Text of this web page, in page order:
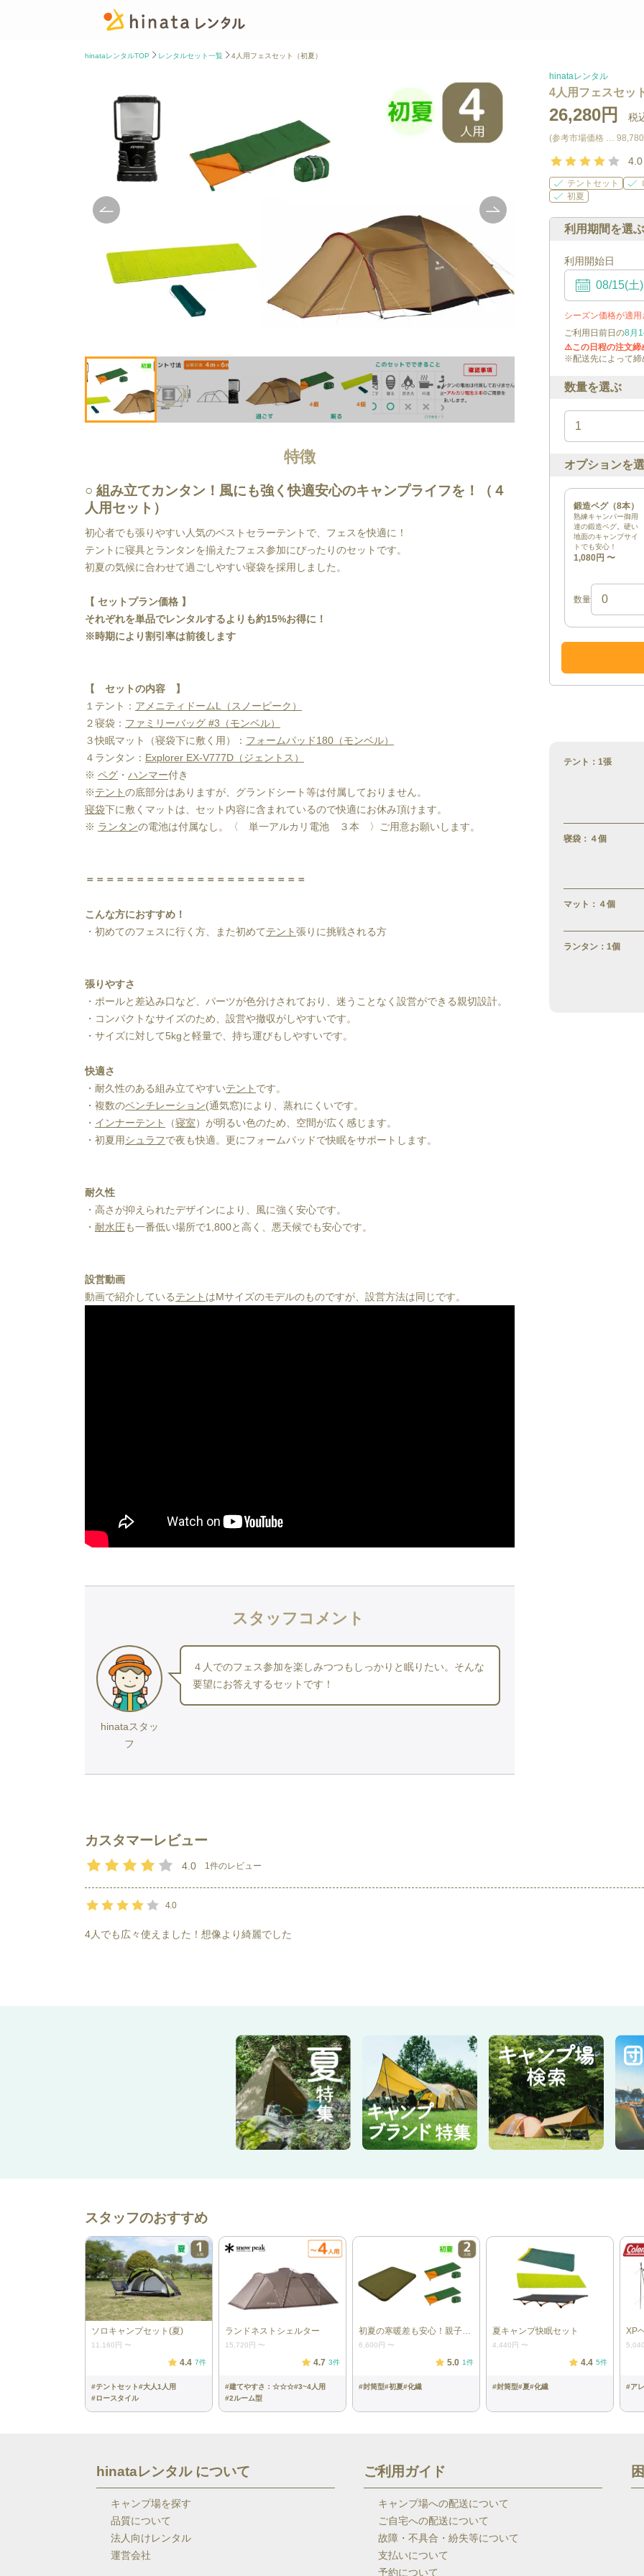
hinataレンタルTOP レンタルセット一覧 4人用フェスセット（初夏）
特徴
組み立てカンタン！風にも強く快適安心のキャンプライフを！（４
人用セット）
初心者でも張りやすい人気のベストセラーテントで、フェスを快適に！
テントに寝具とランタンを揃えたフェス参加にぴったりのセットです。
初夏の気候に合わせて過ごしやすい寝袋を採用しました。
【 セットプラン価格 】
それぞれを単品でレンタルするよりも約15%お得に！
※時期により割引率は前後します
【　セットの内容　】
１テント： アメニティドームL（スノーピーク）
２寝袋： ファミリーバッグ #3（モンベル）
３快眠マット（寝袋下に敷く用）： フォームパッド180（モンベル）
４ランタン： Explorer EX-V777D（ジェントス）
※ ペグ ・ ハンマー付き
※テントの底部分はありますが、グランドシート等は付属しておりません。
寝袋下に敷くマットは、セット内容に含まれているので快適にお休み頂けます。
※ ランタンの電池は付属なし。〈　単一アルカリ電池　３本　〉ご用意お願いします。
＝＝＝＝＝＝＝＝＝＝＝＝＝＝＝＝＝＝＝＝＝＝
こんな方におすすめ！
・初めてのフェスに行く方、また初めてテント張りに挑戦される方
張りやすさ
・ポールと差込み口など、パーツが色分けされており、迷うことなく設営ができる親切設計。
・コンパクトなサイズのため、設営や撤収がしやすいです。
・サイズに対して5kgと軽量で、持ち運びもしやすいです。
快適さ
・耐久性のある組み立てやすいテント です。
・複数のベンチレーション(通気窓)により、蒸れにくいです。
・ インナーテント （寝室）が明るい色のため、空間が広く感じます。
・初夏用シュラフで夜も快適。更にフォームパッドで快眠をサポートします。
耐久性
・高さが抑えられたデザインにより、風に強く安心です。
・ 耐水圧も一番低い場所で1,800と高く、悪天候でも安心です。
設営動画
動画で紹介しているテント はMサイズのモデルのものですが、設営方法は同じです。
スタッフコメント
hinataスタッ
フ
４人でのフェス参加を楽しみつつもしっかりと眠りたい。そんな
要望にお答えするセットです！
hinataレンタル
4人用フェスセッ
26,280円 税
(参考市場価格 …
4.0
テントセット
初夏
利用期間を選ぶ
利用開始日
シーズン価格が適用
ご利用日前日の8月
⚠️この日程の注文締
※配送先によって締
数量を選ぶ
オプションを
鍛造ペグ（8本）
熟練キャンパー御用
達の鍛造ペグ。硬い
地面のキャンプサイ
トでも安心！
1,080円 〜
数量
テント：1張
寝袋：４個
マット：４個
ランタン：1個
カスタマーレビュー
4.0 1件のレビュー
4.0
4人でも広々使えました！想像より綺麗でした
スタッフのおすすめ
ソロキャンプセット(夏)
11,160円 〜
4.4 7件
#テントセット#大人1人用
#ロースタイル
ランドネストシェルター
15,720円 〜
4.7 3件
#建てやすさ：☆☆☆#3~4人用
#2ルーム型
初夏の寒暖差も安心！親子快眠セット
6,600円 〜
5.0 1件
#封筒型#初夏#化繊
夏キャンプ快眠セット
4,440円 〜
4.4 5件
#封筒型#夏#化繊
XP
#ア
hinataレンタル について
キャンプ場を探す
品質について
法人向けレンタル
運営会社
ご利用ガイド
キャンプ場への配送について
ご自宅への配送について
故障・不具合・紛失等について
支払いについて
予約について